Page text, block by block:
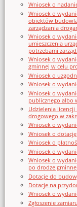
Wniosek o
Wniosek o
obiektów
zarządzania
Wniosek o
umieszczenia
potrzebami
Wniosek o
gminnej w celu
Wniosek o
Wniosek o
Wniosek o
publicznego albo
Udzielenia
drogowego w
Wniosek o
Wniosek o
Wniosek o
Wniosek o
Wniosek o
po drodze
Dotacje do
Dotacje na
Wniosek o
Zgłoszenie